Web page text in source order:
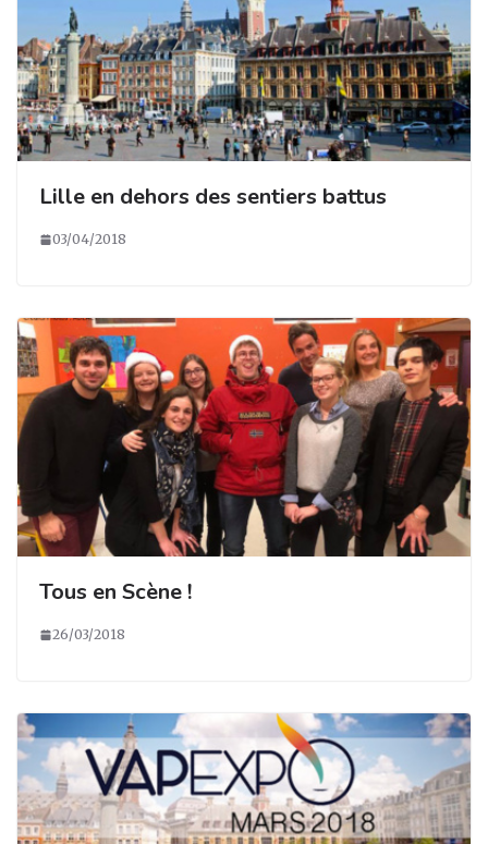
Lille en dehors des sentiers battus
03/04/2018
Tous en Scène !
26/03/2018